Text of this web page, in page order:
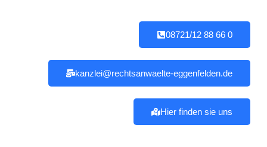
08721/12 88 66 0
kanzlei@rechtsanwaelte-eggenfelden.de
Hier finden sie uns